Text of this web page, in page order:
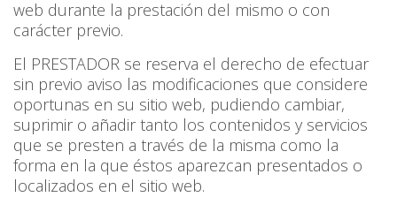
web durante la prestación del mismo o con
carácter previo.
El PRESTADOR se reserva el derecho de efectuar
sin previo aviso las modificaciones que considere
oportunas en su sitio web, pudiendo cambiar,
suprimir o añadir tanto los contenidos y servicios
que se presten a través de la misma como la
forma en la que éstos aparezcan presentados o
localizados en el sitio web.